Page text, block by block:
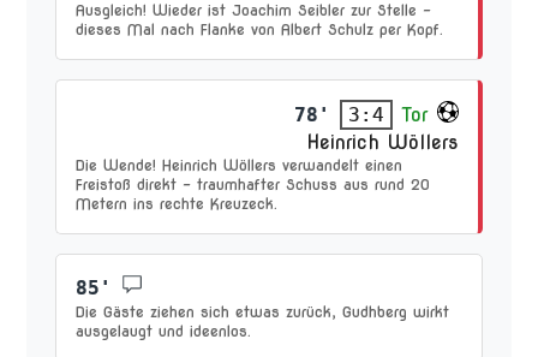
Ausgleich! Wieder ist Joachim Seibler zur Stelle –
dieses Mal nach Flanke von Albert Schulz per Kopf.
78' 3:4
Tor
Heinrich Wöllers
Die Wende! Heinrich Wöllers verwandelt einen
Freistoß direkt – traumhafter Schuss aus rund 20
Metern ins rechte Kreuzeck.
85'
Die Gäste ziehen sich etwas zurück, Gudhberg wirkt
ausgelaugt und ideenlos.